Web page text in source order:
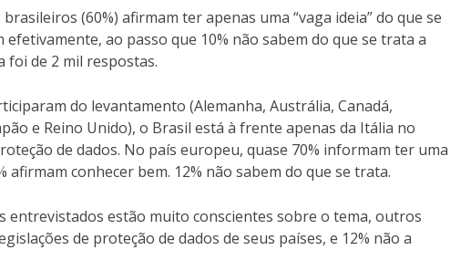
(60%) afirmam ter apenas uma “vaga ideia” do que se
efetivamente, ao passo que 10% não sabem do que se trata a
foi de 2 mil respostas.
do levantamento (Alemanha, Austrália, Canadá,
e Reino Unido), o Brasil está à frente apenas da Itália no
de dados. No país europeu, quase 70% informam ter uma
conhecer bem. 12% não sabem do que se trata.
entrevistados estão muito conscientes sobre o tema, outros
de proteção de dados de seus países, e 12% não a